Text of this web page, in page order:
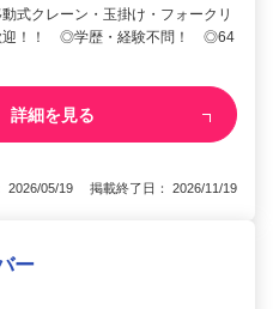
式クレーン・玉掛け・フォークリ
迎！！ ◎学歴・経験不問！ ◎64
詳細を見る
2026/05/19 掲載終了日： 2026/11/19
ー